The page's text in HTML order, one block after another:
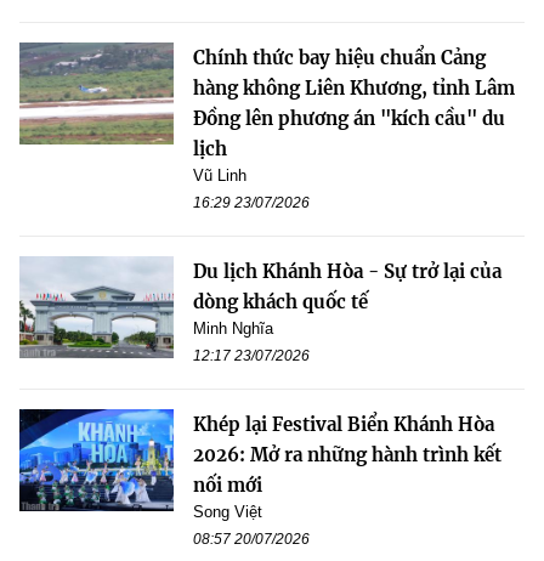
Chính thức bay hiệu chuẩn Cảng
hàng không Liên Khương, tỉnh Lâm
Đồng lên phương án "kích cầu" du
lịch
Vũ Linh
16:29 23/07/2026
Du lịch Khánh Hòa - Sự trở lại của
dòng khách quốc tế
Minh Nghĩa
12:17 23/07/2026
Khép lại Festival Biển Khánh Hòa
2026: Mở ra những hành trình kết
nối mới
Song Việt
08:57 20/07/2026